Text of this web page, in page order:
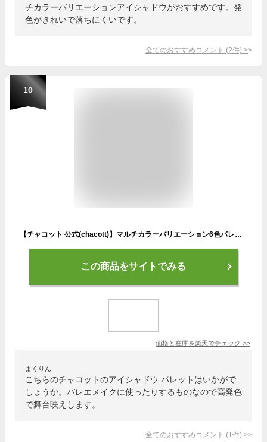
チカラーバリエーションアイシャドウがおすすめです。発
色がきれいで落ちにくいです。
全てのおすすめコメント (2件) >
10
【チャコット 公式(chacott)】マルチカラーバリエーション6色パレット
この商品をサイトでみる
価格と在庫を楽天でチェック >>
まくりん
こちらのチャコットのアイシャドウ パレットはいかがで
しょうか。バレエメイクに使ったりするものなので高発色
で舞台映えします。
全てのおすすめコメント (1 件) >